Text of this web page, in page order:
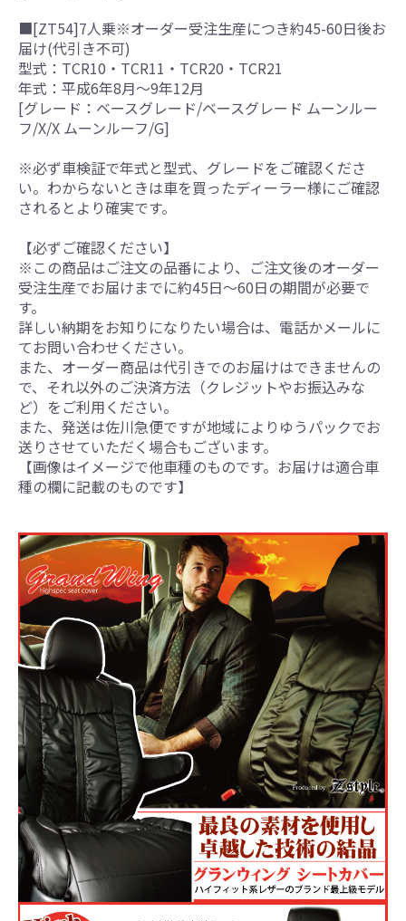
■[ZT54]7人乗※オーダー受注生産につき約45-60日後お
届け(代引き不可)
型式：TCR10・TCR11・TCR20・TCR21
年式：平成6年8月～9年12月
[グレード：ベースグレード/ベースグレード ムーンルー
フ/X/X ムーンルーフ/G]
※必ず車検証で年式と型式、グレードをご確認くださ
い。わからないときは車を買ったディーラー様にご確認
されるとより確実です。
【必ずご確認ください】
※この商品はご注文の品番により、ご注文後のオーダー
受注生産でお届けまでに約45日～60日の期間が必要で
す。
詳しい納期をお知りになりたい場合は、電話かメールに
てお問い合わせください。
また、オーダー商品は代引きでのお届けはできませんの
で、それ以外のご決済方法（クレジットやお振込みな
ど）をご利用ください。
また、発送は佐川急便ですが地域によりゆうパックでお
送りさせていただく場合もございます。
【画像はイメージで他車種のものです。お届けは適合車
種の欄に記載のものです】